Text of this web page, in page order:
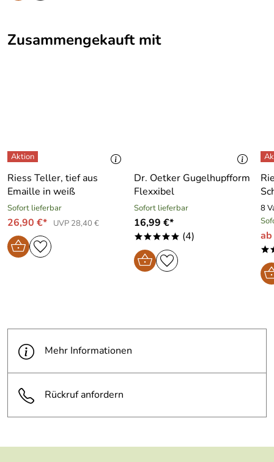
Zusammengekauft mit
Riess Teller, tief aus
Emaille in weiß
Sofort lieferbar
26,90 €* UVP 28,40 €
Dr. Oetker Gugelhupfform
Flexxibel
Sofort lieferbar
16,99 €*
***** (4)
8
Mehr Informationen
Rückruf anfordern